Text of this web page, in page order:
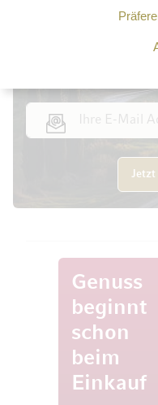
Jetzt
Genuss
beginnt
schon
beim
Einkauf